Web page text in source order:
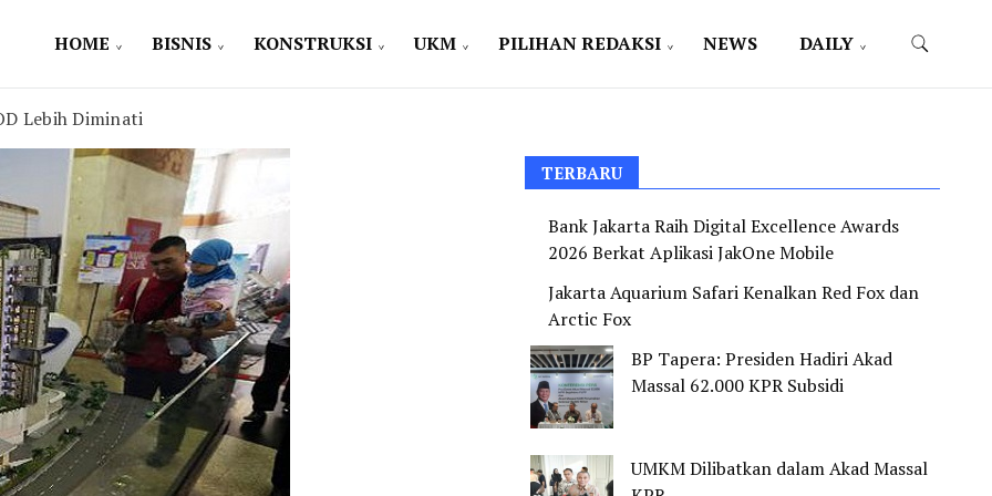
HOME BISNIS KONSTRUKSI UKM PILIHAN REDAKSI NEWS DAILY
Lebih Diminati
TERBARU
Bank Jakarta Raih Digital Excellence Awards
2026 Berkat Aplikasi JakOne Mobile
Jakarta Aquarium Safari Kenalkan Red Fox dan
Arctic Fox
BP Tapera: Presiden Hadiri Akad
Massal 62.000 KPR Subsidi
UMKM Dilibatkan dalam Akad Massal